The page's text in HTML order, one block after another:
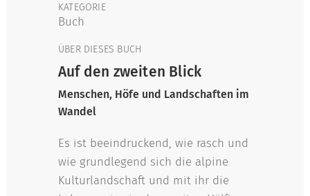
KATEGORIE
Buch
ÜBER DIESES BUCH
Auf den zweiten Blick
Menschen, Höfe und Landschaften im
Wandel
Es ist beeindruckend, wie rasch und
wie grundlegend sich die alpine
Kulturlandschaft und mit ihr die